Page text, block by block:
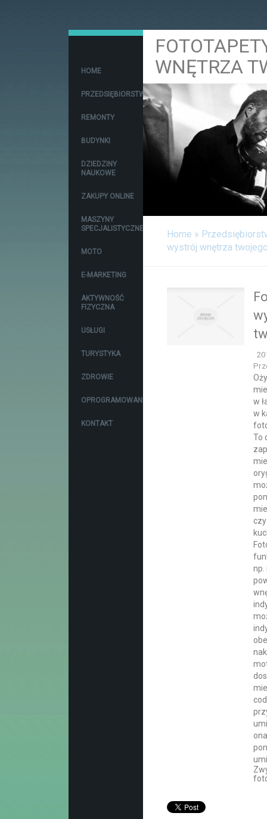
HOME
PRZEDSIĘBIORSTWA
REMONTY
BUDYNKI
DZIEDZINY
NAUKOWE
ZAKUPY ONLINE
MASZYNY
SPECJALISTYCZNE
MOTO
E-MARKETING
AKTYWNOŚĆ
FIZYCZNA
USŁUGI
TURYSTYKA
ZDROWIE
OPROGRAMOWANIE
KONTAKT
WNĘTRZA
Home »
wystrój wnętrza
w
w
To
np.